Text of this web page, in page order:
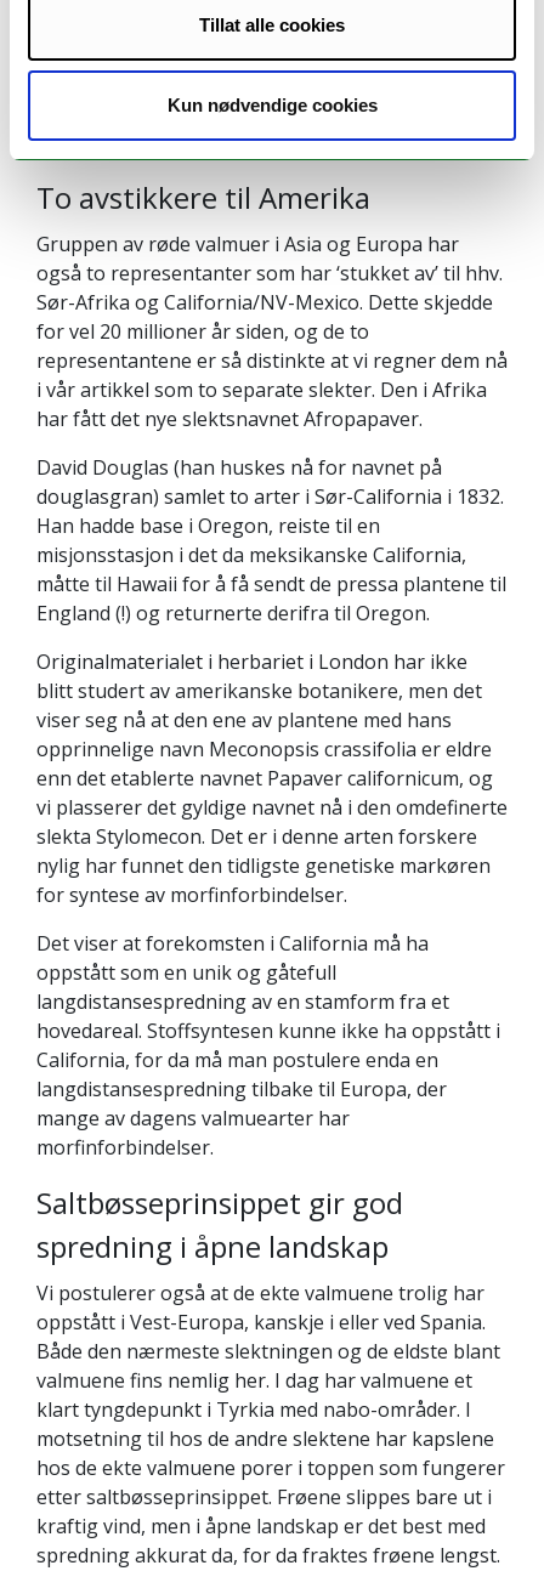
Tillat alle cookies
Kun nødvendige cookies
To avstikkere til Amerika
Gruppen av røde valmuer i Asia og Europa har
også to representanter som har ‘stukket av’ til hhv.
Sør-Afrika og California/NV-Mexico. Dette skjedde
for vel 20 millioner år siden, og de to
representantene er så distinkte at vi regner dem nå
i vår artikkel som to separate slekter. Den i Afrika
har fått det nye slektsnavnet Afropapaver.
David Douglas (han huskes nå for navnet på
douglasgran) samlet to arter i Sør-California i 1832.
Han hadde base i Oregon, reiste til en
misjonsstasjon i det da meksikanske California,
måtte til Hawaii for å få sendt de pressa plantene til
England (!) og returnerte derifra til Oregon.
Originalmaterialet i herbariet i London har ikke
blitt studert av amerikanske botanikere, men det
viser seg nå at den ene av plantene med hans
opprinnelige navn Meconopsis crassifolia er eldre
enn det etablerte navnet Papaver californicum, og
vi plasserer det gyldige navnet nå i den omdefinerte
slekta Stylomecon. Det er i denne arten forskere
nylig har funnet den tidligste genetiske markøren
for syntese av morfinforbindelser.
Det viser at forekomsten i California må ha
oppstått som en unik og gåtefull
langdistansespredning av en stamform fra et
hovedareal. Stoffsyntesen kunne ikke ha oppstått i
California, for da må man postulere enda en
langdistansespredning tilbake til Europa, der
mange av dagens valmuearter har
morfinforbindelser.
Saltbøsseprinsippet gir god
spredning i åpne landskap
Vi postulerer også at de ekte valmuene trolig har
oppstått i Vest-Europa, kanskje i eller ved Spania.
Både den nærmeste slektningen og de eldste blant
valmuene fins nemlig her. I dag har valmuene et
klart tyngdepunkt i Tyrkia med nabo-områder. I
motsetning til hos de andre slektene har kapslene
hos de ekte valmuene porer i toppen som fungerer
etter saltbøsseprinsippet. Frøene slippes bare ut i
kraftig vind, men i åpne landskap er det best med
spredning akkurat da, for da fraktes frøene lengst.